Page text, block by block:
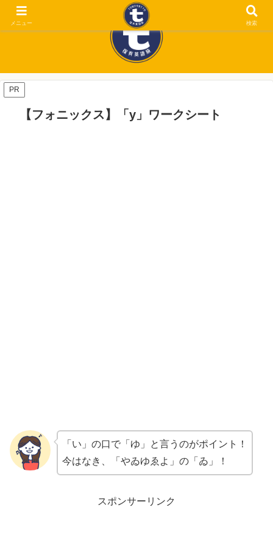
PR
【フォニックス】「y」ワークシート
「い」の口で「ゆ」と言うのがポイント！
今はなき、「やゐゆゑよ」の「ゐ」！
スポンサーリンク
メニュー 検索